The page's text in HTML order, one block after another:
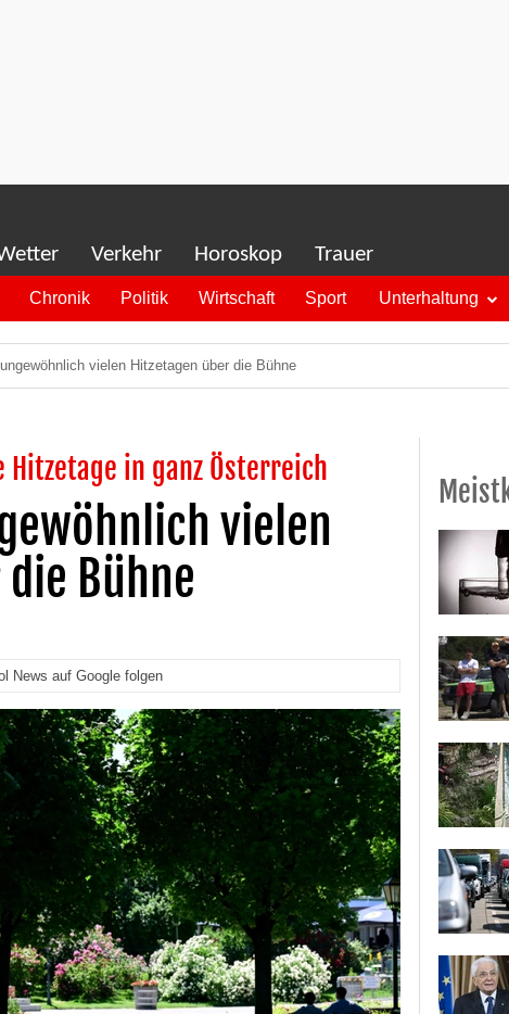
Verkehr Horoskop Trauer
Chronik Politik Wirtschaft Sport Unterhaltung
vielen Hitzetagen über die Bühne
Hitzetage in ganz Österreich
vielen
Bühne
News auf Google folgen